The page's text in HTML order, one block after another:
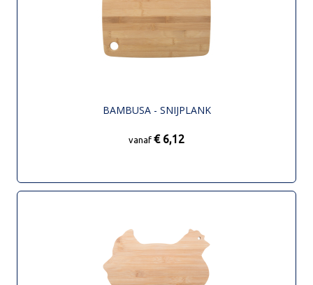
BAMBUSA - SNIJPLANK
vanaf € 6,12